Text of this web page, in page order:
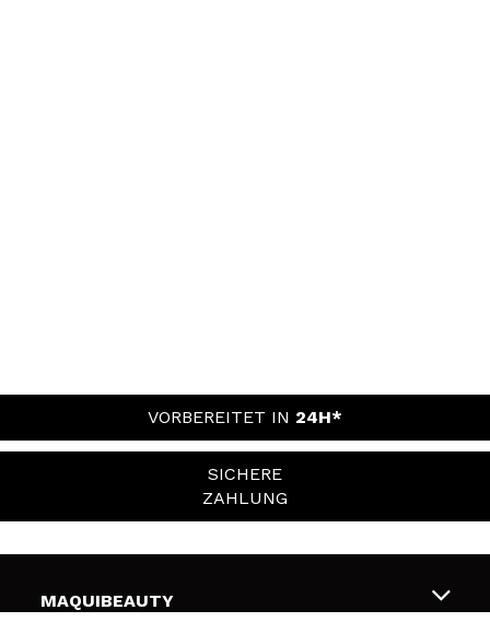
VORBEREITET IN 24H*
SICHERE
ZAHLUNG
MAQUIBEAUTY